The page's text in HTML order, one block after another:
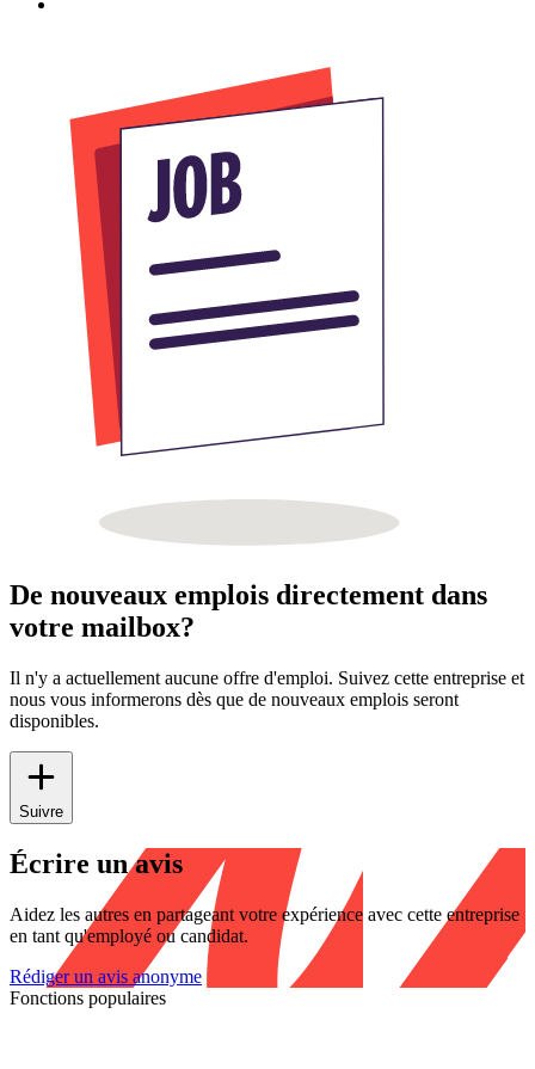
De nouveaux emplois directement dans
votre mailbox?
Il n'y a actuellement aucune offre d'emploi. Suivez cette entreprise et
nous vous informerons dès que de nouveaux emplois seront
disponibles.
Suivre
Écrire un avis
Aidez les autres en partageant votre expérience avec cette entreprise
en tant qu'employé ou candidat.
Rédiger un avis anonyme
Fonctions populaires